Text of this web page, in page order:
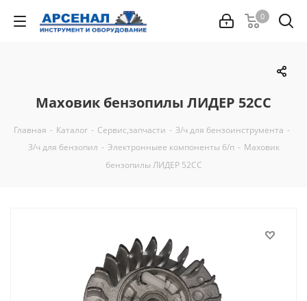
0
Маховик бензопилы ЛИДЕР 52СС
Главная - Каталог - Сервис,запчасти - З/ч для бензоинструмента -
З/ч для бензопил - Электронныее компоненты б/п - Маховик
бензопилы ЛИДЕР 52СС